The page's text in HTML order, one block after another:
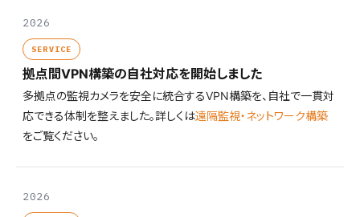
2026
SERVICE
拠点間VPN構築の自社対応を開始しました
多拠点の監視カメラを安全に統合するVPN構築を、自社で一貫対
応できる体制を整えました。詳しくは遠隔監視・ネットワーク構築
をご覧ください。
2026